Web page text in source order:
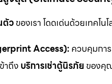
ตัวของเรา โดดเด่นด้วยเทคโน
Access): ควบคุมกา
าถึง บริการเช่าตู้นิรภัย ของคุ